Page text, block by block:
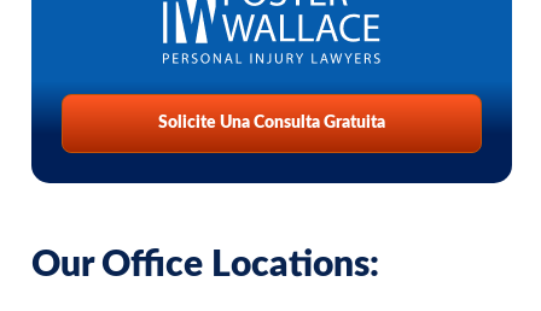
Solicite Una Consulta Gratuita
Our Office Locations: